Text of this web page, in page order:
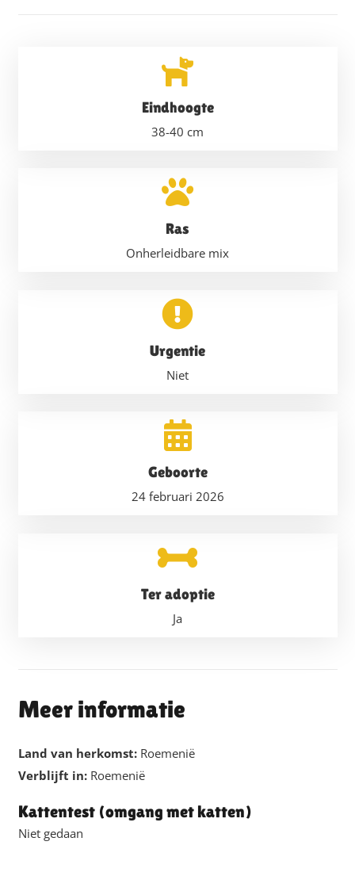
Eindhoogte
38-40 cm
Ras
Onherleidbare mix
Urgentie
Niet
Geboorte
24 februari 2026
Ter adoptie
Ja
Meer informatie
Land van herkomst: Roemenië
Verblijft in: Roemenië
Kattentest (omgang met katten)
Niet gedaan